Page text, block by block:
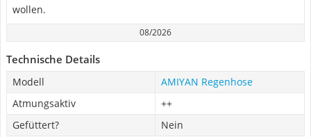
wollen.
08/2026
Technische Details
Modell
AMIYAN Regenhose
Atmungsaktiv
++
Gefüttert?
Nein